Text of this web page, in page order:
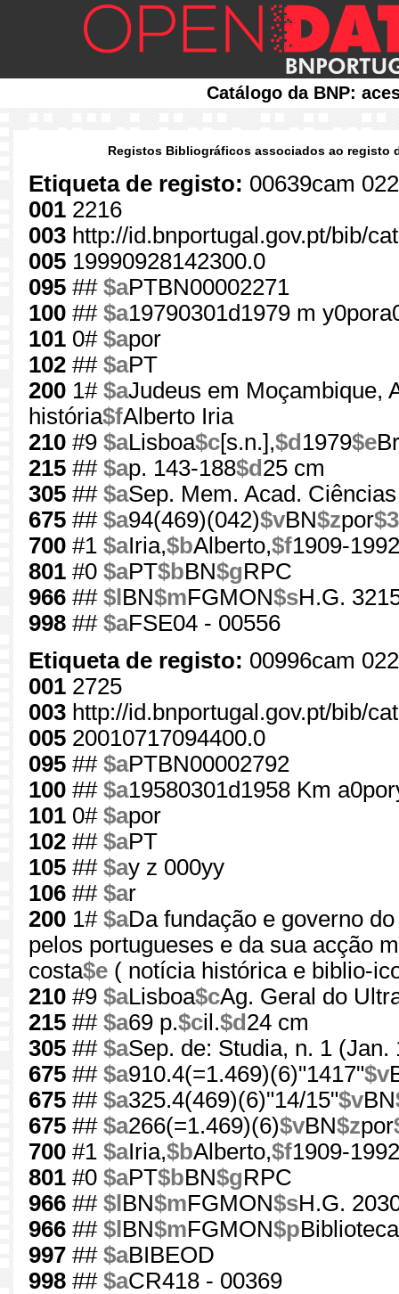
Catálogo da BNP:
Registos Bibliográficos associados ao registo
Etiqueta de registo: 00639cam
001 2216
003 http://id.bnportugal.gov.pt/bib/
005 19990928142300.0
095 ## $aPTBN00002271
100 ## $a19790301d1979 m
101 0# $apor
102 ## $aPT
200 1# $aJudeus em Moçambique,
história$fAlberto Iria
210 #9 $aLisboa$c[s.n.],$d 1979$e
215 ## $ap. 143-188$d 25 cm
305 ## $aSep. Mem. Acad.
675 ## $a94(469)(042)$vBN$zpor$3
700 #1 $aIria,$bAlberto,$f1909-1992
801 #0 $aPT$bBN$gRPC
966 ## $l BN$mFGMON$sH.G.
998 ## $aFSE04 - 00556
Etiqueta de registo: 00996cam
001 2725
003 http://id.bnportugal.gov.pt/bib/
005 20010717094400.0
095 ## $aPTBN00002792
100 ## $a19580301d1958 Km
101 0# $apor
102 ## $aPT
105 ## $ay z 000yy
106 ## $ar
200 1# $aDa fundação e governo
pelos portugueses e da sua acção
costa$e ( notícia histórica e biblio-
210 #9 $aLisboa$cAg. Geral do
215 ## $a69 p.$cil.$d 24 cm
305 ## $aSep. de: Studia, n. 1 (Jan.
675 ## $a910.4(=1.469)(6)"1417"$v
675 ## $a325.4(469)(6)"14/15"$vBN
675 ## $a266(=1.469)(6)$vBN$zpor
700 #1 $aIria,$bAlberto,$f1909-1992
801 #0 $aPT$bBN$gRPC
966 ## $l BN$mFGMON$sH.G.
966 ## $l BN$mFGMON$p
997 ## $aBIBEOD
998 ## $aCR418 - 00369